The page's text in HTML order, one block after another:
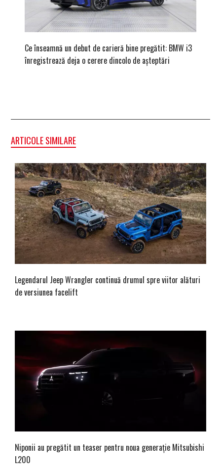
Ce înseamnă un debut de carieră bine pregătit: BMW i3
înregistrează deja o cerere dincolo de așteptări
ARTICOLE SIMILARE
Legendarul Jeep Wrangler continuă drumul spre viitor alături
de versiunea facelift
Niponii au pregătit un teaser pentru noua generație Mitsubishi
L200